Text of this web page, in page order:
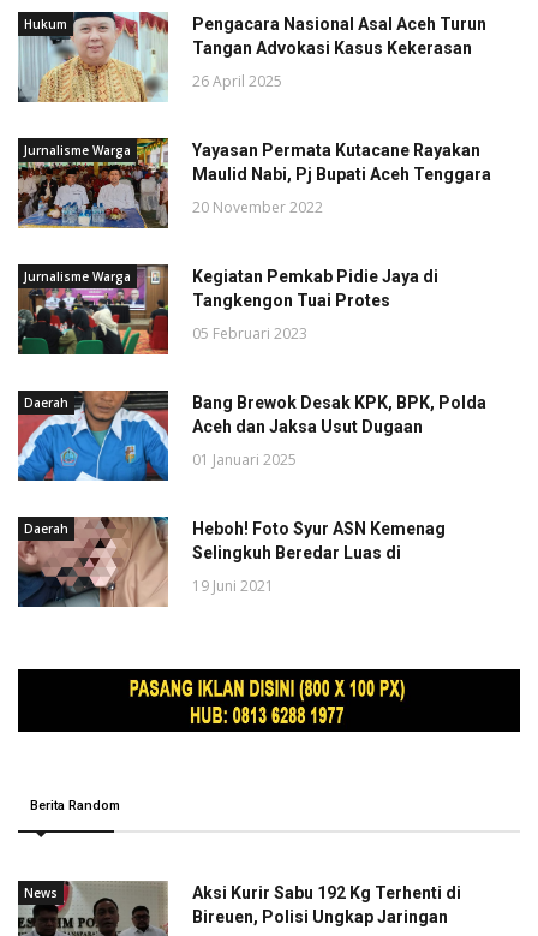
Hukum
Pengacara Nasional Asal Aceh Turun
Tangan Advokasi Kasus Kekerasan
26 April 2025
Jurnalisme Warga
Yayasan Permata Kutacane Rayakan
Maulid Nabi, Pj Bupati Aceh Tenggara
20 November 2022
Jurnalisme Warga
Kegiatan Pemkab Pidie Jaya di
Tangkengon Tuai Protes
05 Februari 2023
Daerah
Bang Brewok Desak KPK, BPK, Polda
Aceh dan Jaksa Usut Dugaan
01 Januari 2025
Daerah
Heboh! Foto Syur ASN Kemenag
Selingkuh Beredar Luas di
19 Juni 2021
Berita Random
News
Aksi Kurir Sabu 192 Kg Terhenti di
Bireuen, Polisi Ungkap Jaringan